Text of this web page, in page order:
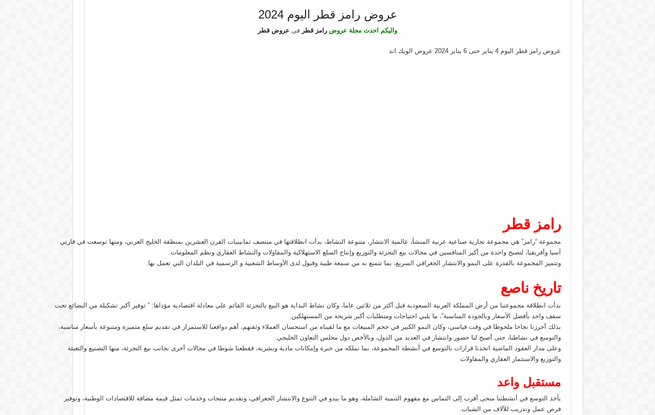
عروض رامز قطر اليوم 2024
واليكم احدث مجلة عروض رامز قطر فى عروض قطر
عروض رامز قطر اليوم 4 يناير حتى 6 يناير 2024 عروض الويك اند
رامز قطر
مجموعة “رامز” هي مجموعة تجارية صناعية عربية المنشأ، عالمية الانتشار، متنوعة النشاط، بدأت انطلاقتها في منتصف ثمانينيات القرن العشرين بمنطقة الخليج العربي، ومنها توسعت في قارتي
آسيا وأفريقيا، لتصبح واحدة من أكبر المنافسين في مجالات بيع التجزئة والتوزيع وإنتاج السلع الاستهلاكية والمقاولات والنشاط العقاري ونظم المعلومات.
وتتميز المجموعة بالقدرة على النمو والانتشار الجغرافي السريع، بما تتمتع به من سمعة طيبة وقبول لدى الأوساط الشعبية و الرسمية في البلدان التي تعمل بها.
تاريخ ناصع
بدأت انطلاقة مجموعتنا من أرض المملكة العربية السعودية قبل أكثر من ثلاثين عاما، وكان نشاط البداية هو البيع بالتجزئة القائم على معادلة اقتصادية مؤداها: ” توفير أكبر تشكيلة من البضائع تحت
سقف واحد بأفضل الأسعار وبالجودة المناسبة”، ما يلبي احتياجات ومتطلبات أكبر شريحة من المستهلكين.
بذلك أحرزنا نجاحا ملحوظا في وقت قياسي، وكان النمو الكبير في حجم المبيعات مع ما لقيناه من استحسان العملاء وثقتهم، أهم دوافعنا للاستمرار في تقديم سلع متميزة ومتنوعة بأسعار مناسبة،
والتوسع في نشاطنا، حتى أصبح لنا حضور وانتشار في العديد من الدول، وبالأخص دول مجلس التعاون الخليجي.
وعلى مدار العقود الماضية اتخذنا قرارات بالتوسع في أنشطة المجموعة، بما نملكه من خبرة وإمكانات مادية وبشرية، فقطعنا شوطا في مجالات أخرى بجانب بيع التجزئة، منها التصنيع والتعبئة
والتوزيع والاستثمار العقاري والمقاولات
مستقبل واعد
يأخذ التوسع في أنشطتنا منحى أقرب إلى التماس مع مفهوم التنمية الشاملة، وهو ما يبدو في التنوع والانتشار الجغرافي، وتقديم منتجات وخدمات تمثل قيمة مضافة للاقتصادات الوطنية، وتوفير
فرص عمل وتدريب للآلاف من الشباب.